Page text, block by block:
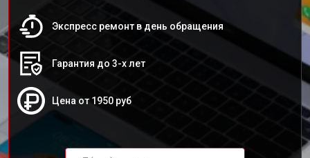
Экспресс ремонт в день обращения
Гарантия до 3-х лет
Цена от 1950 руб